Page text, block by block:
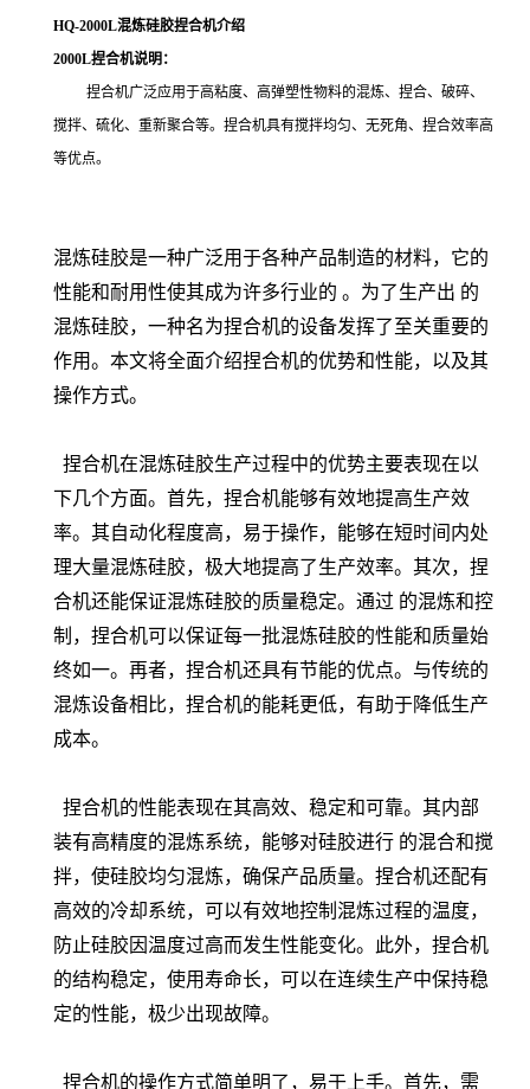
HQ-2000L混炼硅胶捏合机介绍
2000L捏合机说明：
捏合机广泛应用于高粘度、高弹塑性物料的混炼、捏合、破碎、
搅拌、硫化、重新聚合等。捏合机具有搅拌均匀、无死角、捏合效率高
等优点。
混炼硅胶是一种广泛用于各种产品制造的材料，它的
性能和耐用性使其成为许多行业的 。为了生产出 的
混炼硅胶，一种名为捏合机的设备发挥了至关重要的
作用。本文将全面介绍捏合机的优势和性能，以及其
操作方式。
捏合机在混炼硅胶生产过程中的优势主要表现在以
下几个方面。首先，捏合机能够有效地提高生产效
率。其自动化程度高，易于操作，能够在短时间内处
理大量混炼硅胶，极大地提高了生产效率。其次，捏
合机还能保证混炼硅胶的质量稳定。通过 的混炼和控
制，捏合机可以保证每一批混炼硅胶的性能和质量始
终如一。再者，捏合机还具有节能的优点。与传统的
混炼设备相比，捏合机的能耗更低，有助于降低生产
成本。
捏合机的性能表现在其高效、稳定和可靠。其内部
装有高精度的混炼系统，能够对硅胶进行 的混合和搅
拌，使硅胶均匀混炼，确保产品质量。捏合机还配有
高效的冷却系统，可以有效地控制混炼过程的温度，
防止硅胶因温度过高而发生性能变化。此外，捏合机
的结构稳定，使用寿命长，可以在连续生产中保持稳
定的性能，极少出现故障。
捏合机的操作方式简单明了，易于上手。首先，需